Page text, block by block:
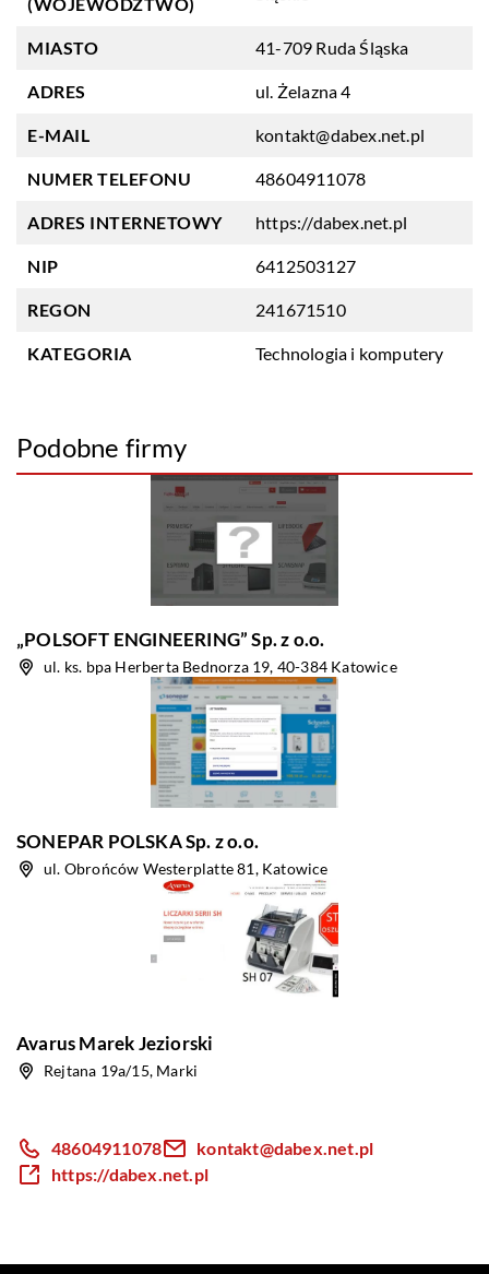
MIASTO 41-709 Ruda Śląska
ADRES ul. Żelazna 4
E-MAIL kontakt@dabex.net.pl
NUMER TELEFONU 48604911078
ADRES INTERNETOWY https://dabex.net.pl
NIP 6412503127
REGON 241671510
KATEGORIA Technologia i komputery
Podobne firmy
„POLSOFT ENGINEERING” Sp. z o.o.
ul. ks. bpa Herberta Bednorza 19, 40-384 Katowice
SONEPAR POLSKA Sp. z o.o.
ul. Obrońców Westerplatte 81, Katowice
Avarus Marek Jeziorski
Rejtana 19a/15, Marki
48604911078
kontakt@dabex.net.pl
https://dabex.net.pl